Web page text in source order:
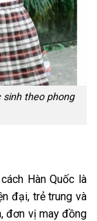
theo phong
Hàn Quốc là
đại, trẻ trung và
đơn vị may đồng